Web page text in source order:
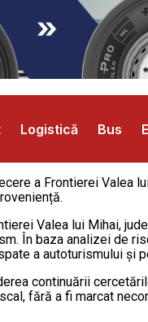
Logistică Bus
a Frontierei Valea
Valea lui Mihai,
În baza analizei de
a autoturismului și
continuării
fără a fi marcat